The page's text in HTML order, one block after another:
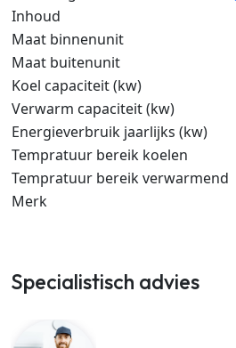
Inhoud
Maat binnenunit
Maat buitenunit
Koel capaciteit (kw)
Verwarm capaciteit (kw)
Energieverbruik jaarlijks (kw)
Tempratuur bereik koelen
Tempratuur bereik verwarmend
Merk
Specialistisch advies